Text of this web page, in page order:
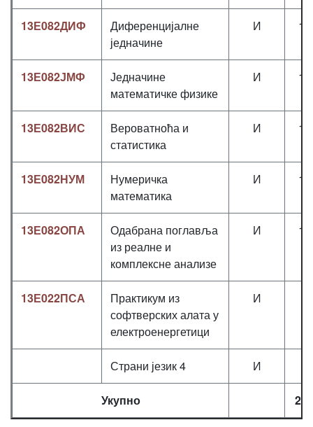
13Е082ДИФ
Диференцијалне
једначине
И
13Е082ЈМФ
Једначине
математичке физике
И
13Е082ВИС
Вероватноћа и
статистика
И
13Е082НУМ
Нумеричка
математика
И
13Е082ОПА
Одабрана поглавља
из реалне и
комплексне анализе
И
13Е022ПСА
Практикум из
софтверских алата у
електроенергетици
И
Страни језик 4 И
Укупно